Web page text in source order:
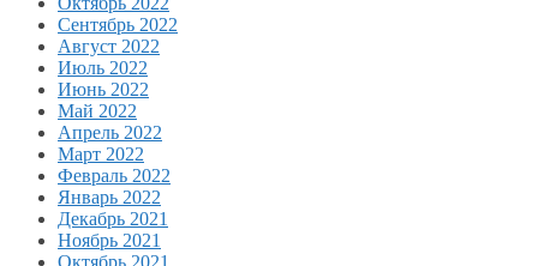
Сентябрь 2022
Август 2022
Июль 2022
Июнь 2022
Май 2022
Апрель 2022
Март 2022
Февраль 2022
Январь 2022
Декабрь 2021
Ноябрь 2021
Октябрь 2021